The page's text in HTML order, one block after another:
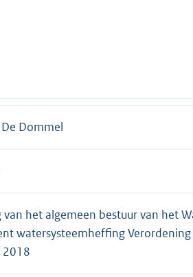
Dommel
van het algemeen bestuur van het
watersysteemheffing
2018